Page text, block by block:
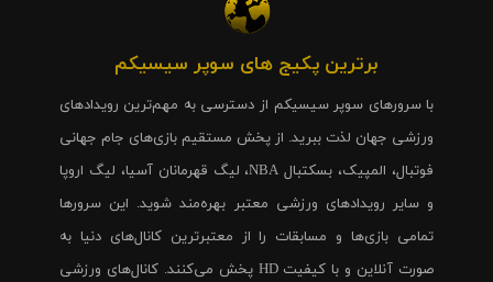
برترین پکیج های سوپر سیسیکم
با سرورهای سوپر سیسیکم از دسترسی به مهم‌ترین رویدادهای
ورزشی جهان لذت ببرید. از پخش مستقیم بازی‌های جام جهانی
فوتبال، المپیک، بسکتبال NBA، لیگ قهرمانان آسیا، لیگ اروپا
و سایر رویدادهای ورزشی معتبر بهره‌مند شوید. این سرورها
تمامی بازی‌ها و مسابقات را از معتبرترین کانال‌های دنیا به
صورت آنلاین و با کیفیت HD پخش می‌کنند. کانال‌های ورزشی